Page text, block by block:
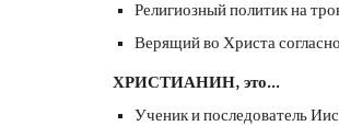
Религиозный политик на
Верящий во Христа
ХРИСТИАНИН, это...
Ученик и последователь